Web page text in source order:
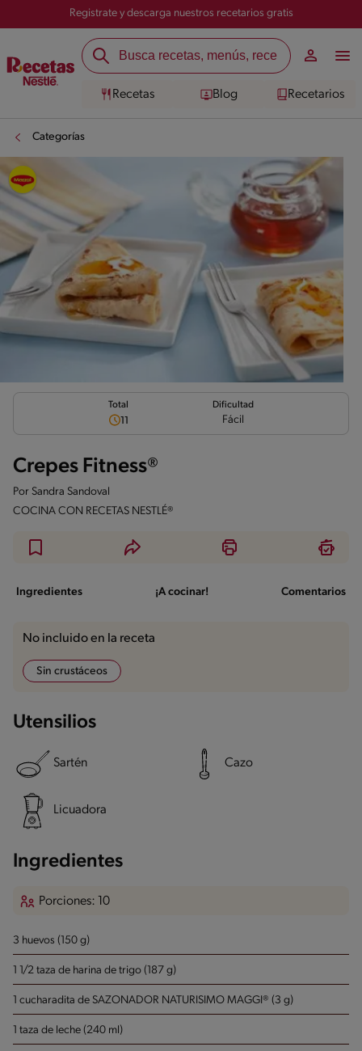
Registrate y descarga nuestros recetarios gratis
Recetas Blog Recetarios
Categorías
Total
11
Dificultad
Fácil
Crepes Fitness®
Por Sandra Sandoval
COCINA CON RECETAS NESTLÉ®
Ingredientes ¡A cocinar! Comentarios
No incluido en la receta
Sin crustáceos
Utensilios
Sartén Cazo
Licuadora
Ingredientes
Porciones: 10
3 huevos (150 g)
1 1/2 taza de harina de trigo (187 g)
1 cucharadita de SAZONADOR NATURISIMO MAGGI® (3 g)
1 taza de leche (240 ml)